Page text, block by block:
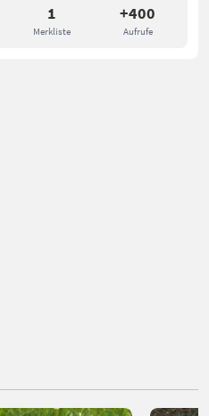
1
Merkliste
+400
Aufrufe